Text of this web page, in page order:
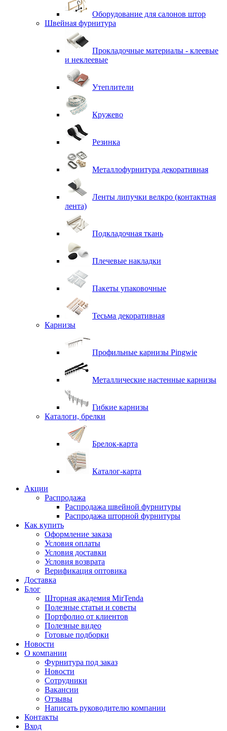
Оборудование для салонов штор
Швейная фурнитура
Прокладочные материалы - клеевые
и неклеевые
Утеплители
Кружево
Резинка
Металлофурнитура декоративная
Ленты липучки велкро (контактная
лента)
Подкладочная ткань
Плечевые накладки
Пакеты упаковочные
Тесьма декоративная
Карнизы
Профильные карнизы Pingwie
Металлические настенные карнизы
Гибкие карнизы
Каталоги, брелки
Брелок-карта
Каталог-карта
Акции
Распродажа
Распродажа швейной фурнитуры
Распродажа шторной фурнитуры
Как купить
Оформление заказа
Условия оплаты
Условия доставки
Условия возврата
Верификация оптовика
Доставка
Блог
Шторная академия MirTenda
Полезные статьи и советы
Портфолио от клиентов
Полезные видео
Готовые подборки
Новости
О компании
Фурнитура под заказ
Новости
Сотрудники
Вакансии
Отзывы
Написать руководителю компании
Контакты
Вход